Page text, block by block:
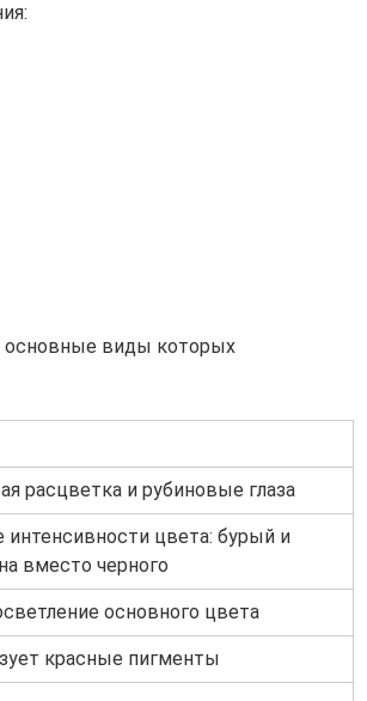
основные виды которых
расцветка и рубиновые глаза
интенсивности цвета: бурый и
вместо черного
основного цвета
красные пигменты